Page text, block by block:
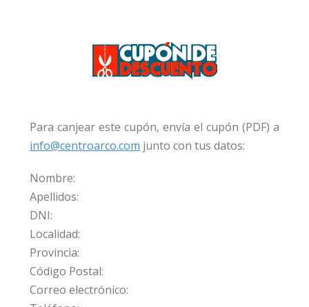
Para canjear este cupón, envía el cupón (PDF) a
info@centroarco.com junto con tus datos:
Nombre:
Apellidos:
DNI:
Localidad:
Provincia:
Código Postal:
Correo electrónico: